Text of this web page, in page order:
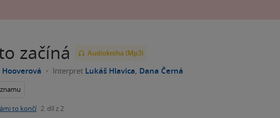
začíná Audiokniha (Mp3)
Interpret Lukáš Hlavica, Dana Černá
to končí 2. díl z 2